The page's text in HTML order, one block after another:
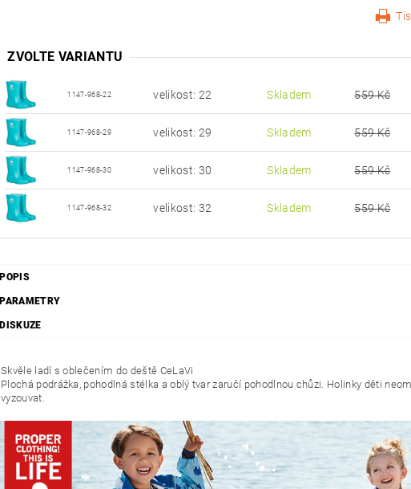
ZVOLTE VARIANTU
1147-968-22 velikost: 22 Skladem 559 Kč
1147-968-29 velikost: 29 Skladem 559 Kč
1147-968-30 velikost: 30 Skladem 559 Kč
1147-968-32 velikost: 32 Skladem 559 Kč
POPIS
PARAMETRY
DISKUZE
Skvěle ladí s oblečením do deště CeLaVi
Plochá podrážka, pohodlná stélka a oblý tvar zaručí pohodlnou chůzi. Holinky děti
vyzouvat.